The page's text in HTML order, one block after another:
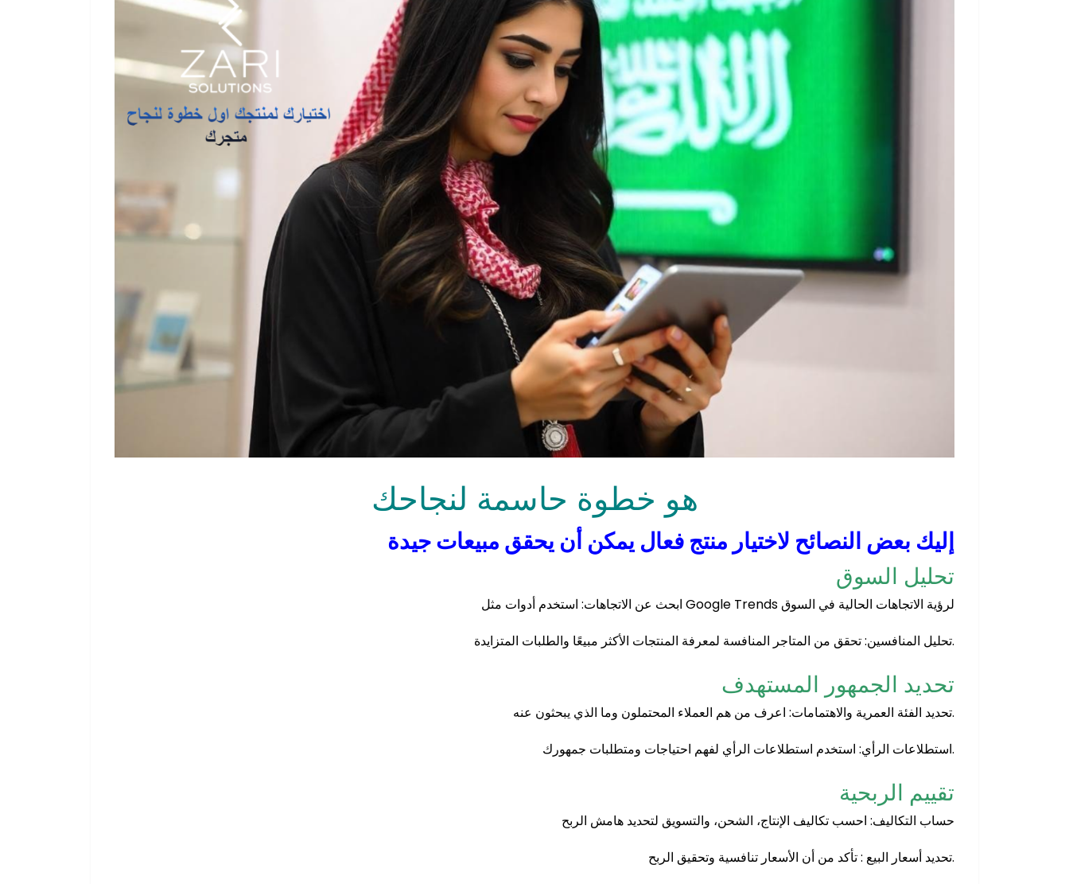
هو خطوة حاسمة لنجاحك
إليك بعض النصائح لاختيار منتج فعال يمكن أن يحقق مبيعات جيدة
تحليل السوق
ابحث عن الاتجاهات: استخدم أدوات مثل Google Trends لرؤية الاتجاهات الحالية في السوق
تحليل المنافسين: تحقق من المتاجر المنافسة لمعرفة المنتجات الأكثر مبيعًا والطلبات المتزايدة.
تحديد الجمهور المستهدف
تحديد الفئة العمرية والاهتمامات: اعرف من هم العملاء المحتملون وما الذي يبحثون عنه.
استطلاعات الرأي: استخدم استطلاعات الرأي لفهم احتياجات ومتطلبات جمهورك.
تقييم الربحية
حساب التكاليف: احسب تكاليف الإنتاج، الشحن، والتسويق لتحديد هامش الربح
تحديد أسعار البيع : تأكد من أن الأسعار تنافسية وتحقيق الربح.